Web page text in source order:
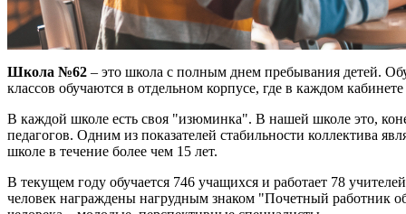
Школа №62 – это школа с полным днем пребывания детей.
классов обучаются в отдельном корпусе, где в каждом
В каждой школе есть своя "изюминка". В нашей школе это,
педагогов. Одним из показателей стабильности коллектива
школе в течение более чем 15 лет.
В текущем году обучается 746 учащихся и работает 78
человек награждены нагрудным знаком "Почетный работник